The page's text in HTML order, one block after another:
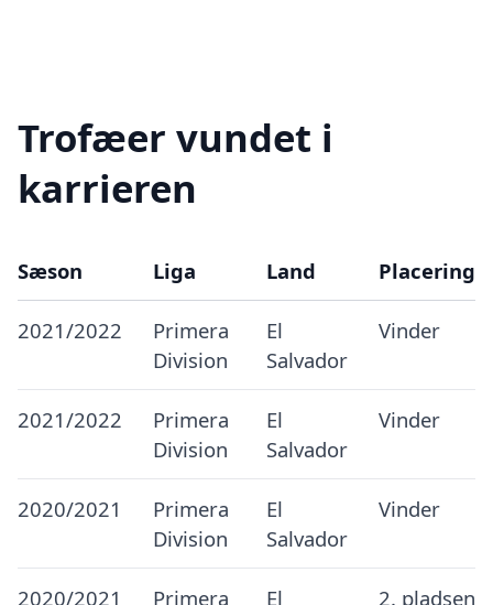
Trofæer vundet i
karrieren
Sæson Liga Land Placering
2021/2022
Primera
Division
El
Salvador
Vinder
2021/2022
Primera
Division
El
Salvador
Vinder
2020/2021
Primera
Division
El
Salvador
Vinder
2020/2021 Primera El 2. pladsen